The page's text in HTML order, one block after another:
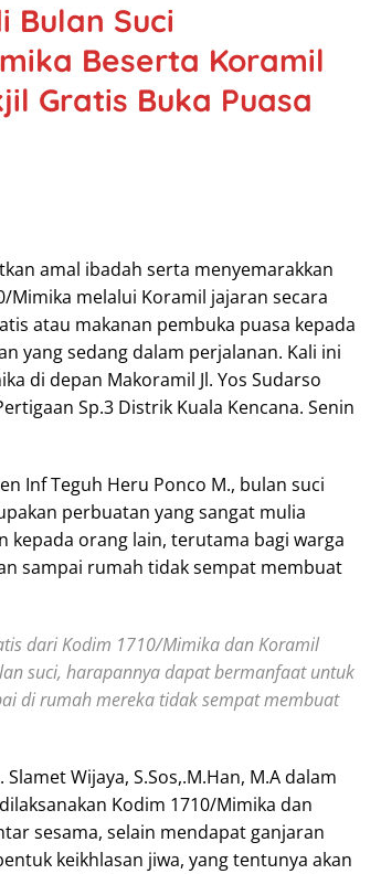
Bulan Suci
Beserta Koramil
Gratis Buka Puasa
amal ibadah serta menyemarakkan
Mimika melalui Koramil jajaran secara
atau makanan pembuka puasa kepada
yang sedang dalam perjalanan. Kali ini
di depan Makoramil Jl. Yos Sudarso
Sp.3 Distrik Kuala Kencana. Senin
Inf Teguh Heru Ponco M., bulan suci
perbuatan yang sangat mulia
kepada orang lain, terutama bagi warga
sampai rumah tidak sempat membuat
dari Kodim 1710/Mimika dan Koramil
suci, harapannya dapat bermanfaat untuk
di rumah mereka tidak sempat membuat
Wijaya, S.Sos,.M.Han, M.A dalam
Kodim 1710/Mimika dan
sesama, selain mendapat ganjaran
keikhlasan jiwa, yang tentunya akan